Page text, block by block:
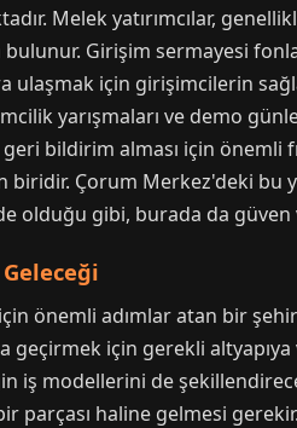
Melek yatırımcılar,
Girişim sermayesi
ulaşmak için girişimcilerin
yarışmaları ve demo
bildirim alması için önemli
Çorum Merkez'deki bu
olduğu gibi, burada da güven
önemli adımlar atan bir
için gerekli
iş modellerini de
haline gelmesi